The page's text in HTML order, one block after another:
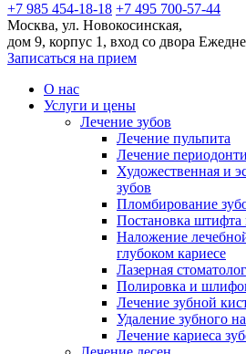
+7 985 454-18-18 +7 495 700-57-44
Москва, ул. Новокосинская,
дом 9, корпус 1, вход со двора
Записаться на прием
О нас
Услуги и цены
Лечение зубов
Лечение пульпита
Лечение
Художественная и
зубов
Пломбирование
Постановка штифта
Наложение
глубоком кариесе
Лазерная
Полировка и
Лечение зубной
Удаление зубного
Лечение кариеса